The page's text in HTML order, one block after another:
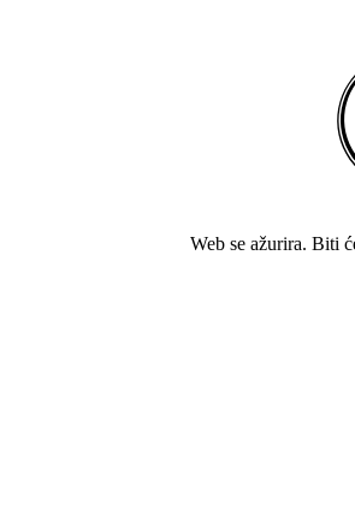
Web se ažurira. Biti